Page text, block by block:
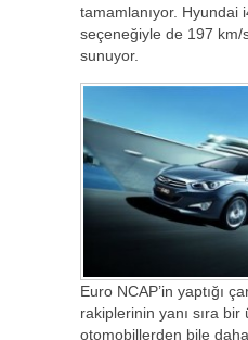
tamamlanıyor. Hyundai
seçeneğiyle de 197 km/
sunuyor.
Euro NCAP’in yaptığı
rakiplerinin yanı sıra
otomobillerden bile